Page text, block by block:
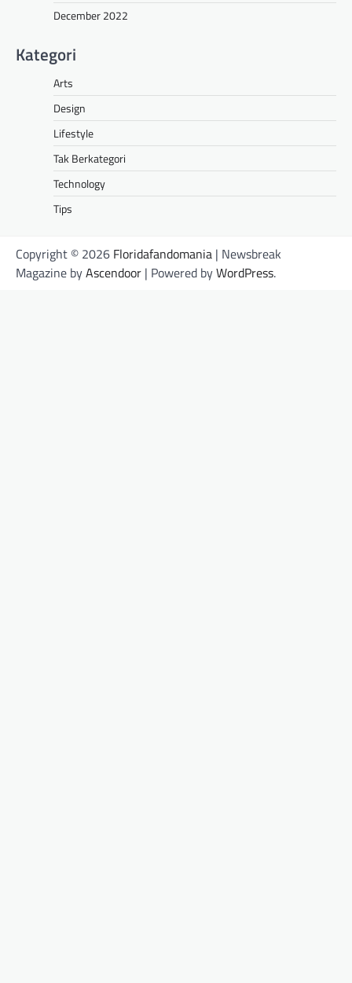
December 2022
Kategori
Arts
Design
Lifestyle
Tak Berkategori
Technology
Tips
Copyright © 2026 Floridafandomania | Newsbreak
Magazine byAscendoor | Powered byWordPress.